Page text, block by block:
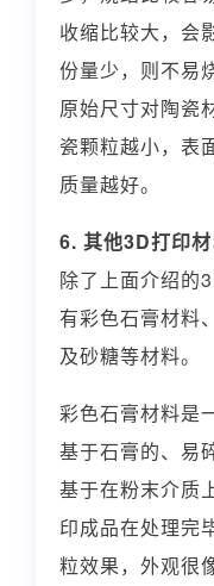
收缩比较大，会
份量少，则不易
原始尺寸对陶瓷
瓷颗粒越小，表
质量越好。
6. 其他3D打印
除了上面介绍的
有彩色石膏材料
及砂糖等材料。
彩色石膏材料是
基于石膏的、易
基于在粉末介质
印成品在处理完
粒效果，外观很